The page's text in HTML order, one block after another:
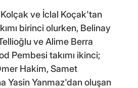
ve İclal Koçak'tan
birinci olurken, Belinay
ve Alime Berra
Pembesi takımı ikinci;
Hakim, Samet
Yasin Yanmaz'dan oluşan